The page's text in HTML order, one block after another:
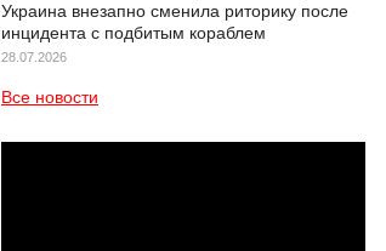
Украина внезапно сменила риторику после
инцидента с подбитым кораблем
28.07.2026
Все новости